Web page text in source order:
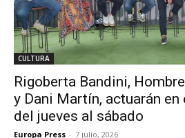
CULTURA
Rigoberta Bandini,
y Dani Martín, actuarán
del jueves al sábado
Europa Press - 7 julio, 2026